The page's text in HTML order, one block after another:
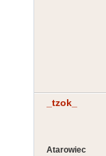
_tzok_
Atarowiec